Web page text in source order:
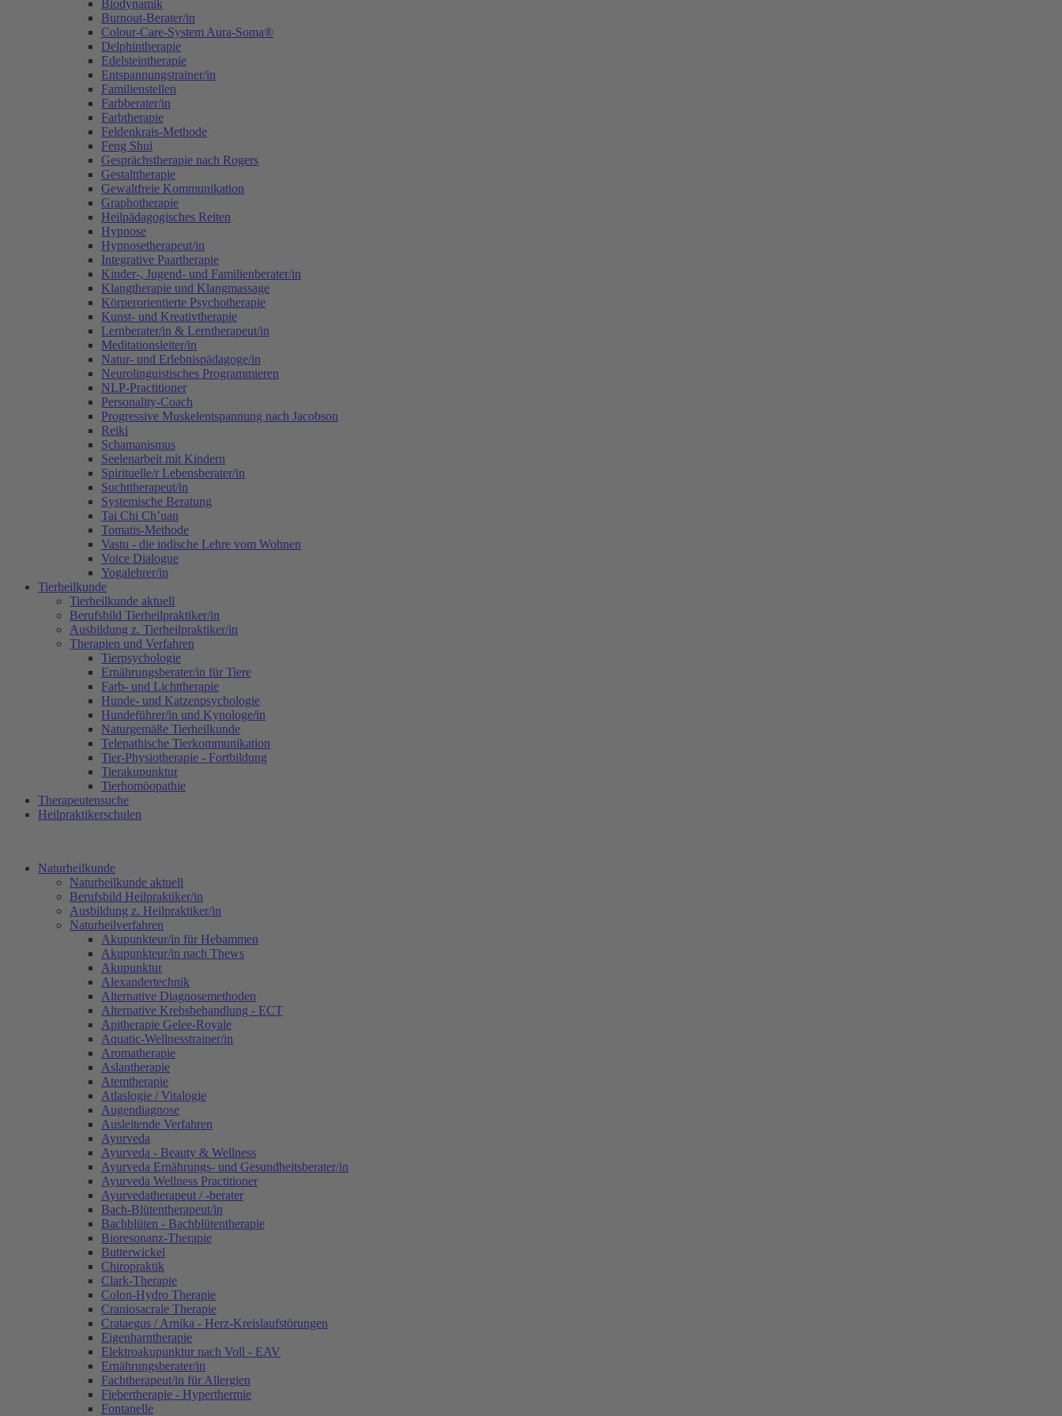
Biodynamik
Burnout-Berater/in
Colour-Care-System Aura-Soma®
Delphintherapie
Edelsteintherapie
Entspannungstrainer/in
Familienstellen
Farbberater/in
Farbtherapie
Feldenkrais-Methode
Feng Shui
Gesprächstherapie nach Rogers
Gestalttherapie
Gewaltfreie Kommunikation
Graphotherapie
Heilpädagogisches Reiten
Hypnose
Hypnosetherapeut/in
Integrative Paartherapie
Kinder-, Jugend- und Familienberater/in
Klangtherapie und Klangmassage
Körperorientierte Psychotherapie
Kunst- und Kreativtherapie
Lernberater/in & Lerntherapeut/in
Meditationsleiter/in
Natur- und Erlebnispädagoge/in
Neurolinguistisches Programmieren
NLP-Practitioner
Personality-Coach
Progressive Muskelentspannung nach Jacobson
Reiki
Schamanismus
Seelenarbeit mit Kindern
Spirituelle/r Lebensberater/in
Suchttherapeut/in
Systemische Beratung
Tai Chi Ch’uan
Tomatis-Methode
Vastu - die indische Lehre vom Wohnen
Voice Dialogue
Yogalehrer/in
Tierheilkunde
Tierheilkunde aktuell
Berufsbild Tierheilpraktiker/in
Ausbildung z. Tierheilpraktiker/in
Therapien und Verfahren
Tierpsychologie
Ernährungsberater/in für Tiere
Farb- und Lichttherapie
Hunde- und Katzenpsychologie
Hundeführer/in und Kynologe/in
Naturgemäße Tierheilkunde
Telepathische Tierkommunikation
Tier-Physiotherapie - Fortbildung
Tierakupunktur
Tierhomöopathie
Therapeutensuche
Heilpraktikerschulen
Naturheilkunde
Naturheilkunde aktuell
Berufsbild Heilpraktiker/in
Ausbildung z. Heilpraktiker/in
Naturheilverfahren
Akupunkteur/in für Hebammen
Akupunkteur/in nach Thews
Akupunktur
Alexandertechnik
Alternative Diagnosemethoden
Alternative Krebsbehandlung - ECT
Apitherapie Gelee-Royale
Aquatic-Wellnesstrainer/in
Aromatherapie
Aslantherapie
Atemtherapie
Atlaslogie / Vitalogie
Augendiagnose
Ausleitende Verfahren
Ayurveda
Ayurveda - Beauty & Wellness
Ayurveda Ernährungs- und Gesundheitsberater/in
Ayurveda Wellness Practitioner
Ayurvedatherapeut / -berater
Bach-Blütentherapeut/in
Bachblüten - Bachblütentherapie
Bioresonanz-Therapie
Butterwickel
Chiropraktik
Clark-Therapie
Colon-Hydro Therapie
Craniosacrale Therapie
Crataegus / Arnika - Herz-Kreislaufstörungen
Eigenharntherapie
Elektroakupunktur nach Voll - EAV
Ernährungsberater/in
Fachtherapeut/in für Allergien
Fiebertherapie - Hyperthermie
Fontanelle